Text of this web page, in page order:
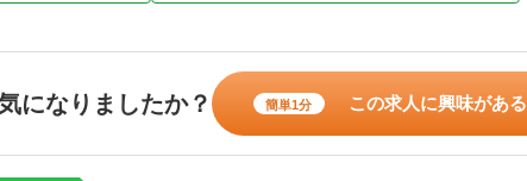
になりましたか？ 簡単1分 この求人に興味がある